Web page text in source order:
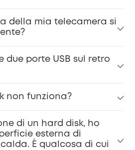
della mia telecamera si
due porte USB sul retro
non funziona?
di un hard disk, ho
esterna di
calda. È qualcosa di cui